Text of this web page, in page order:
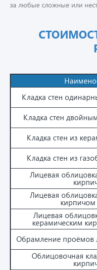
за любые сложные или
Кладка стен
Кладка стен
Кладка стен из
Кладка стен из
Лицевая
Лицевая
кирпичом
Лицевая
керамическим
Обрамление проёмов
Облицовочная